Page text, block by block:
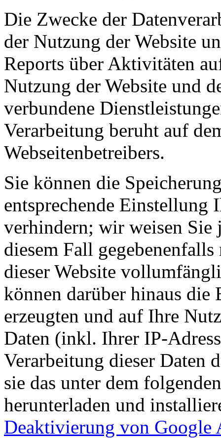
Die Zwecke der
der Nutzung der Website
Reports über Aktivitäten
Nutzung der Website und
verbundene
Verarbeitung beruht auf
Webseitenbetreibers.
Sie können die
entsprechende Einstellung
verhindern; wir weisen Sie
diesem Fall
dieser Website
können darüber hinaus die
erzeugten und auf Ihre
Daten (inkl. Ihrer IP-
Verarbeitung dieser Daten
sie das unter dem
herunterladen und
Deaktivierung von Google